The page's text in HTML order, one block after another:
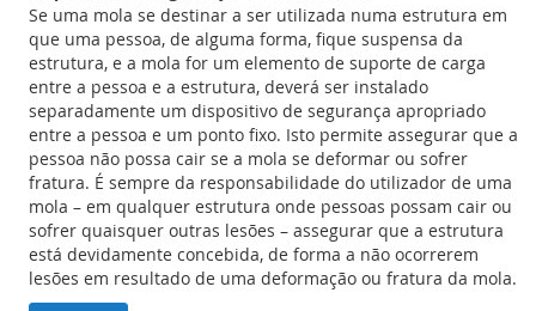
Se uma mola se destinar a ser utilizada numa estrutura em
que uma pessoa, de alguma forma, fique suspensa da
estrutura, e a mola for um elemento de suporte de carga
entre a pessoa e a estrutura, deverá ser instalado
separadamente um dispositivo de segurança apropriado
entre a pessoa e um ponto fixo. Isto permite assegurar que a
pessoa não possa cair se a mola se deformar ou sofrer
fratura. É sempre da responsabilidade do utilizador de uma
mola – em qualquer estrutura onde pessoas possam cair ou
sofrer quaisquer outras lesões – assegurar que a estrutura
está devidamente concebida, de forma a não ocorrerem
lesões em resultado de uma deformação ou fratura da mola.